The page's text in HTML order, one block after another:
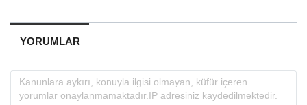
YORUMLAR